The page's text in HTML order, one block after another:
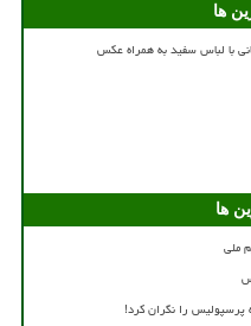
ها
با لباس سفید به همراه عکس
ها
پرسپولیس را نگران کرد!